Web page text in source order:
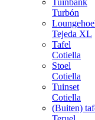
Tuinbank
Turbón
Tejeda XL
Tafel
Cotiella
Stoel
Cotiella
Tuinset
Cotiella
(Buiten)